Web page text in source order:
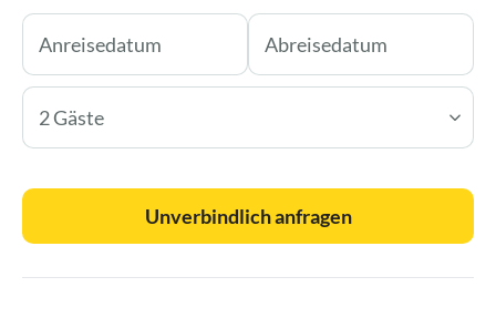
2 Gäste
Unverbindlich anfragen